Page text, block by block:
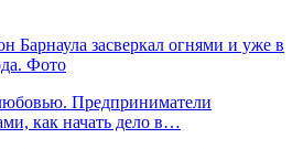
Барнаула засверкал огнями и уже в
Фото
Предприниматели
как начать дело в…